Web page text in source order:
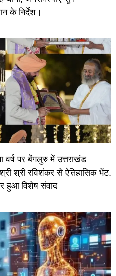
के निर्देश।
पर बेंगलुरु में उत्तराखंड
श्री रविशंकर से ऐतिहासिक भेंट,
हुआ विशेष संवाद